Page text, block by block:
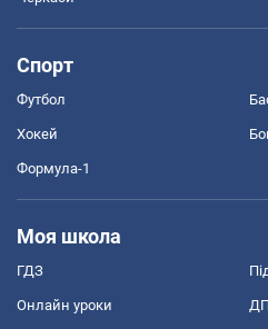
Спорт
Футбол
Хокей
Формула-1
Моя школа
ГДЗ
Онлайн уроки